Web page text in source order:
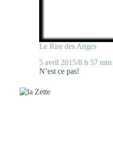
Le Rire des Anges
5 avril 2015/8 h 57 min
N’est ce pas!